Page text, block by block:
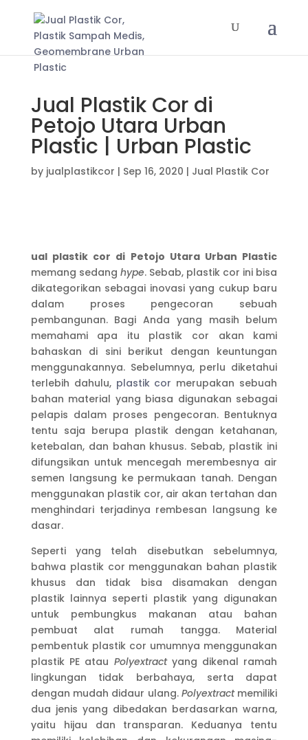
Jual Plastik Cor di
Petojo Utara Urban
Plastic | Urban Plastic
by jualplastikcor | Sep 16, 2020 | Jual Plastik Cor
ual plastik cor di Petojo Utara Urban Plastic
memang sedang hype. Sebab, plastik cor ini bisa
dikategorikan sebagai inovasi yang cukup baru
dalam proses pengecoran sebuah
pembangunan. Bagi Anda yang masih belum
memahami apa itu plastik cor akan kami
bahaskan di sini berikut dengan keuntungan
menggunakannya. Sebelumnya, perlu diketahui
terlebih dahulu, plastik cor merupakan sebuah
bahan material yang biasa digunakan sebagai
pelapis dalam proses pengecoran. Bentuknya
tentu saja berupa plastik dengan ketahanan,
ketebalan, dan bahan khusus. Sebab, plastik ini
difungsikan untuk mencegah merembesnya air
semen langsung ke permukaan tanah. Dengan
menggunakan plastik cor, air akan tertahan dan
menghindari terjadinya rembesan langsung ke
dasar.
Seperti yang telah disebutkan sebelumnya,
bahwa plastik cor menggunakan bahan plastik
khusus dan tidak bisa disamakan dengan
plastik lainnya seperti plastik yang digunakan
untuk pembungkus makanan atau bahan
pembuat alat rumah tangga. Material
pembentuk plastik cor umumnya menggunakan
plastik PE atau Polyextract yang dikenal ramah
lingkungan tidak berbahaya, serta dapat
dengan mudah didaur ulang. Polyextractmemiliki
dua jenis yang dibedakan berdasarkan warna,
yaitu hijau dan transparan. Keduanya tentu